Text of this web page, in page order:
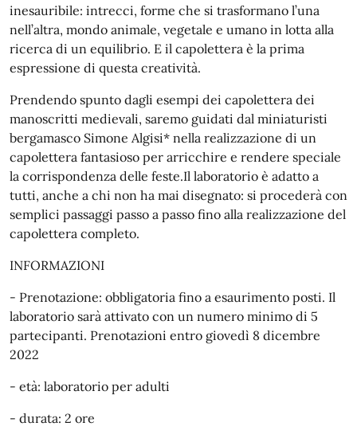
inesauribile: intrecci, forme che si trasformano l’una
nell’altra, mondo animale, vegetale e umano in lotta alla
ricerca di un equilibrio. E il capolettera è la prima
espressione di questa creatività.
Prendendo spunto dagli esempi dei capolettera dei
manoscritti medievali, saremo guidati dal miniaturisti
bergamasco Simone Algisi* nella realizzazione di un
capolettera fantasioso per arricchire e rendere speciale
la corrispondenza delle feste.Il laboratorio è adatto a
tutti, anche a chi non ha mai disegnato: si procederà con
semplici passaggi passo a passo fino alla realizzazione del
capolettera completo.
INFORMAZIONI
- Prenotazione: obbligatoria fino a esaurimento posti. Il
laboratorio sarà attivato con un numero minimo di 5
partecipanti. Prenotazioni entro giovedì 8 dicembre
2022
- età: laboratorio per adulti
- durata: 2 ore